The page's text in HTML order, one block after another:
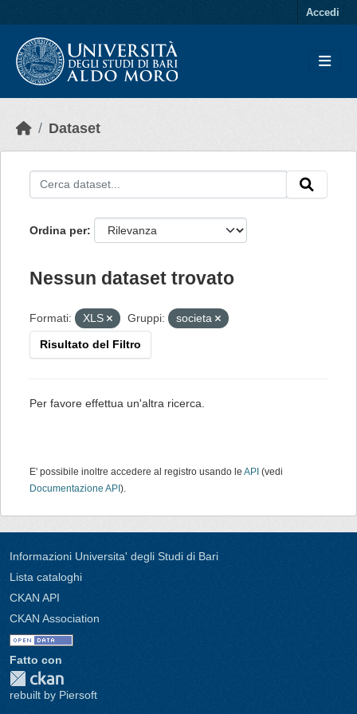
Accedi
Dataset
Ordina per
Nessun dataset trovato
Formati: XLS Gruppi: societa
Risultato del Filtro
Per favore effettua un'altra ricerca.
E' possibile inoltre accedere al registro usando le API (vedi
Documentazione API ).
Informazioni Universita' degli Studi di Bari
Lista cataloghi
CKAN API
CKAN Association
Fatto con
rebuilt by Piersoft